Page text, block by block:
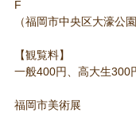
F
（福岡市中央区大濠公園
【観覧料】
一般400円、高大生300
福岡市美術展